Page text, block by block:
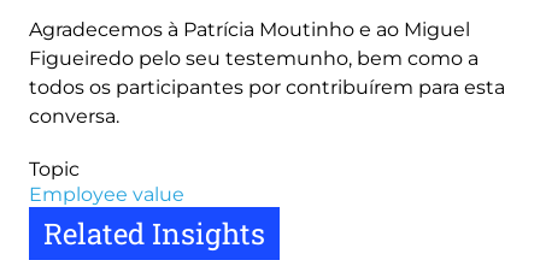
Agradecemos à Patrícia Moutinho e ao Miguel
Figueiredo pelo seu testemunho, bem como a
todos os participantes por contribuírem para esta
conversa.
Topic
Employee value
Related Insights